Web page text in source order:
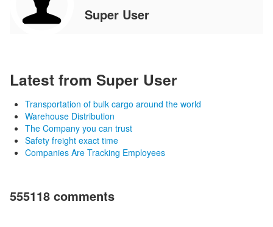
Super User
Latest from Super User
Transportation of bulk cargo around the world
Warehouse Distribution
The Company you can trust
Safety freight exact time
Companies Are Tracking Employees
555118 comments